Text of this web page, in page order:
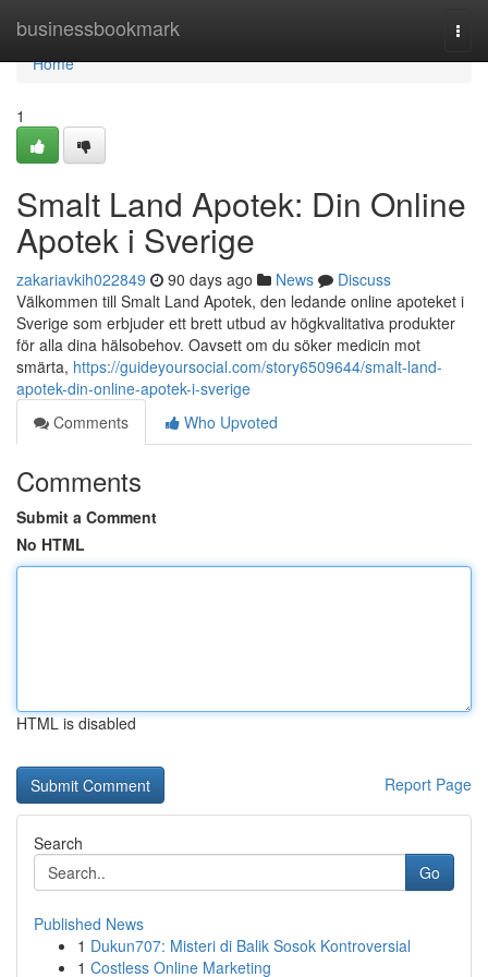
businessbookmark
Home
Home
1
Smalt Land Apotek: Din Online
Apotek i Sverige
zakariavkih022849 90 days ago News
Discuss
Välkommen till Smalt Land Apotek, den ledande online apoteket i
Sverige som erbjuder ett brett utbud av högkvalitativa produkter
för alla dina hälsobehov. Oavsett om du söker medicin mot
smärta, https://guideyoursocial.com/story6509644/smalt-land-
apotek-din-online-apotek-i-sverige
Comments
Who Upvoted
Comments
Submit a Comment
No HTML
HTML is disabled
Report Page
Search
Go
Published News
1 Dukun707: Misteri di Balik Sosok Kontroversial
1 Costless Online Marketing